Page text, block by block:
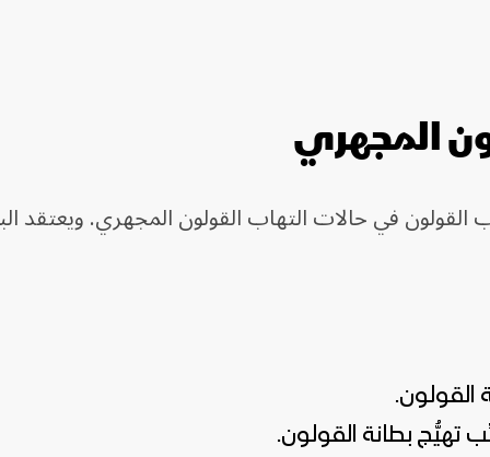
المجهري
في حالات التهاب القولون المجهري. ويعتقد
القولون.
تهيُّج بطانة القولون.